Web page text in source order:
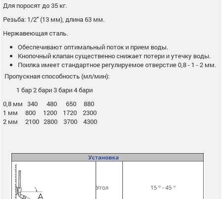
Для поросят до 35 кг.
Резьба: 1/2" (13 мм), длина 63 мм.
Нержавеющая сталь.
Обеспечивают оптимальный поток и прием воды.
Кнопочный клапан существенно снижает потери и утечку воды.
Поилка имеет стандартное регулируемое отверстие 0,8 - 1 - 2 мм.
Пропускная способность (мл/мин):
1 бар 2 бари 3 бари 4 бари
0,8 мм 340 480 650 880
1 мм 800 1200 1720 2300
2 мм 2100 2800 3700 4300